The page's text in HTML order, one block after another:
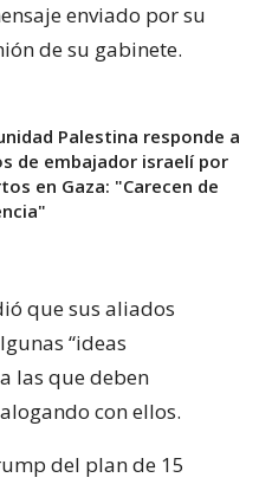
enviado por su
de su gabinete.
Palestina responde a
de embajador israelí por
en Gaza: "Carecen de
que sus aliados
“ideas
las que deben
con ellos.
del plan de 15